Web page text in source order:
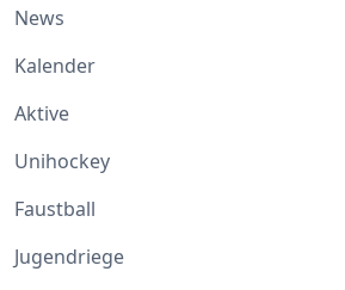
News
Kalender
Aktive
Unihockey
Faustball
Jugendriege